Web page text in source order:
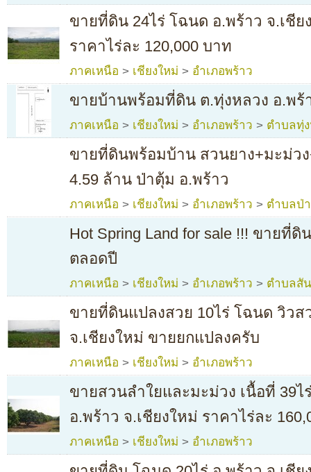
ขายที่ดิน 24ไร่ โฉนด อ.พร้าว จ.เชี
ราคาไร่ละ 120,000 บาท
ภาคเหนือ > เชียงใหม่ > อำเภอพร้าว
ขายบ้านพร้อมที่ดิน ต.ทุ่งหลวง อ.พร้
ภาคเหนือ > เชียงใหม่ > อำเภอพร้าว > ตำบลทุ่
ขายที่ดินพร้อมบ้าน สวนยาง+มะม่วง
4.59 ล้าน ป่าตุ้ม อ.พร้าว
ภาคเหนือ > เชียงใหม่ > อำเภอพร้าว > ตำบลป่
Hot Spring Land for sale !!! ขายที่
ตลอดปี
ภาคเหนือ > เชียงใหม่ > อำเภอพร้าว > ตำบลสั
ขายที่ดินแปลงสวย 10ไร่ โฉนด วิวส
จ.เชียงใหม่ ขายยกแปลงครับ
ภาคเหนือ > เชียงใหม่ > อำเภอพร้าว
ขายสวนลำใยและมะม่วง เนื้อที่ 39
อ.พร้าว จ.เชียงใหม่ ราคาไร่ละ
ภาคเหนือ > เชียงใหม่ > อำเภอพร้าว